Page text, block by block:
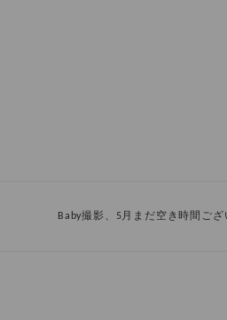
Baby撮影、5月まだ空き時間ござ